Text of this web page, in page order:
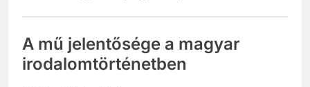
A mű jelentősége a magyar
irodalomtörténetben